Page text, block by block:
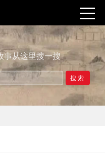
事从这里搜一搜
搜索